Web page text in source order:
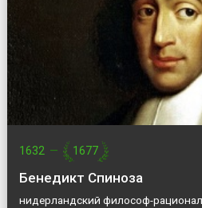
1632 — 1677
Бенедикт Спиноза
нидерландский философ-